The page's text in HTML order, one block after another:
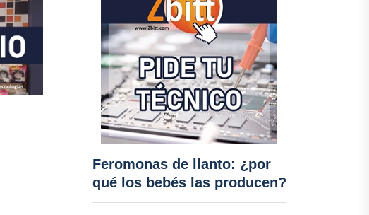
Feromonas de llanto: ¿por
qué los bebés las producen?